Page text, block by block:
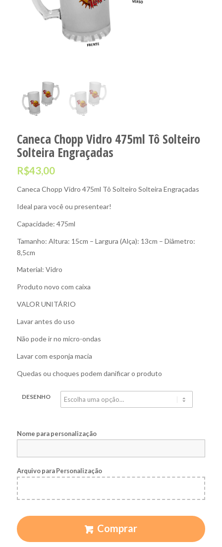
Caneca Chopp Vidro 475ml Tô Solteiro
Solteira Engraçadas
R$43,00
Caneca Chopp Vidro 475ml Tô Solteiro Solteira Engraçadas
Ideal para você ou presentear!
Capacidade: 475ml
Tamanho: Altura: 15cm – Largura (Alça): 13cm – Diâmetro:
8,5cm
Material: Vidro
Produto novo com caixa
VALOR UNITÁRIO
Lavar antes do uso
Não pode ir no micro-ondas
Lavar com esponja macia
Quedas ou choques podem danificar o produto
DESENHO
Nome para personalização
Arquivo para Personalização
Comprar